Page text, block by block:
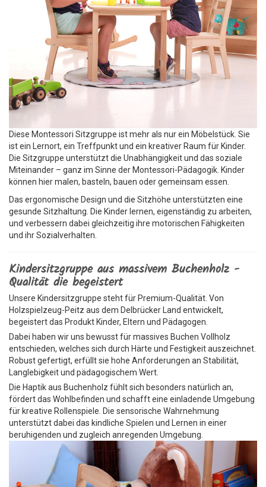
Diese Montessori Sitzgruppe ist mehr als nur ein Möbelstück. Sie
ist ein Lernort, ein Treffpunkt und ein kreativer Raum für Kinder.
Die Sitzgruppe unterstützt die Unabhängigkeit und das soziale
Miteinander – ganz im Sinne der Montessori-Pädagogik. Kinder
können hier malen, basteln, bauen oder gemeinsam essen.
Das ergonomische Design und die Sitzhöhe unterstützten eine
gesunde Sitzhaltung. Die Kinder lernen, eigenständig zu arbeiten,
und verbessern dabei gleichzeitig ihre motorischen Fähigkeiten
und ihr Sozialverhalten.
Kindersitzgruppe aus massivem Buchenholz -
Qualität die begeistert
Unsere Kindersitzgruppe steht für Premium-Qualität. Von
Holzspielzeug-Peitz aus dem Delbrücker Land entwickelt,
begeistert das Produkt Kinder, Eltern und Pädagogen.
Dabei haben wir uns bewusst für massives Buchen Vollholz
entschieden, welches sich durch Härte und Festigkeit auszeichnet.
Robust gefertigt, erfüllt sie hohe Anforderungen an Stabilität,
Langlebigkeit und pädagogischem Wert.
Die Haptik aus Buchenholz fühlt sich besonders natürlich an,
fördert das Wohlbefinden und schafft eine einladende Umgebung
für kreative Rollenspiele. Die sensorische Wahrnehmung
unterstützt dabei das kindliche Spielen und Lernen in einer
beruhigenden und zugleich anregenden Umgebung.